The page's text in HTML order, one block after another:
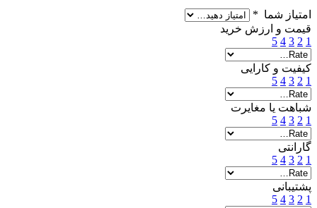
امتیاز شما *
قیمت و ارزش خرید
1
2
3
4
5
کیفیت و کارایی
1
2
3
4
5
شباهت یا مغایرت
1
2
3
4
5
گارانتی
1
2
3
4
5
پشتیبانی
1
2
3
4
5